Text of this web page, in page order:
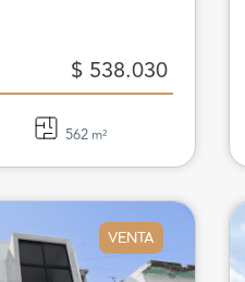
$ 538.030
562 m²
VENTA